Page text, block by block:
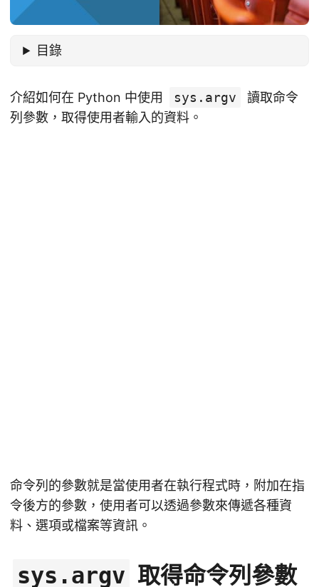
目錄
介紹如何在 Python 中使用 sys.argv
讀取命令
列參數，取得使用者輸入的資料。
命令列的參數就是當使用者在執行程式時，附加在指
令後方的參數，使用者可以透過參數來傳遞各種資
料、選項或檔案等資訊。
sys.argv 取得命令列參數